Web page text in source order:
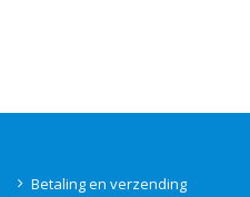
Betaling en verzending